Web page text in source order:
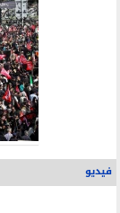
فيديو